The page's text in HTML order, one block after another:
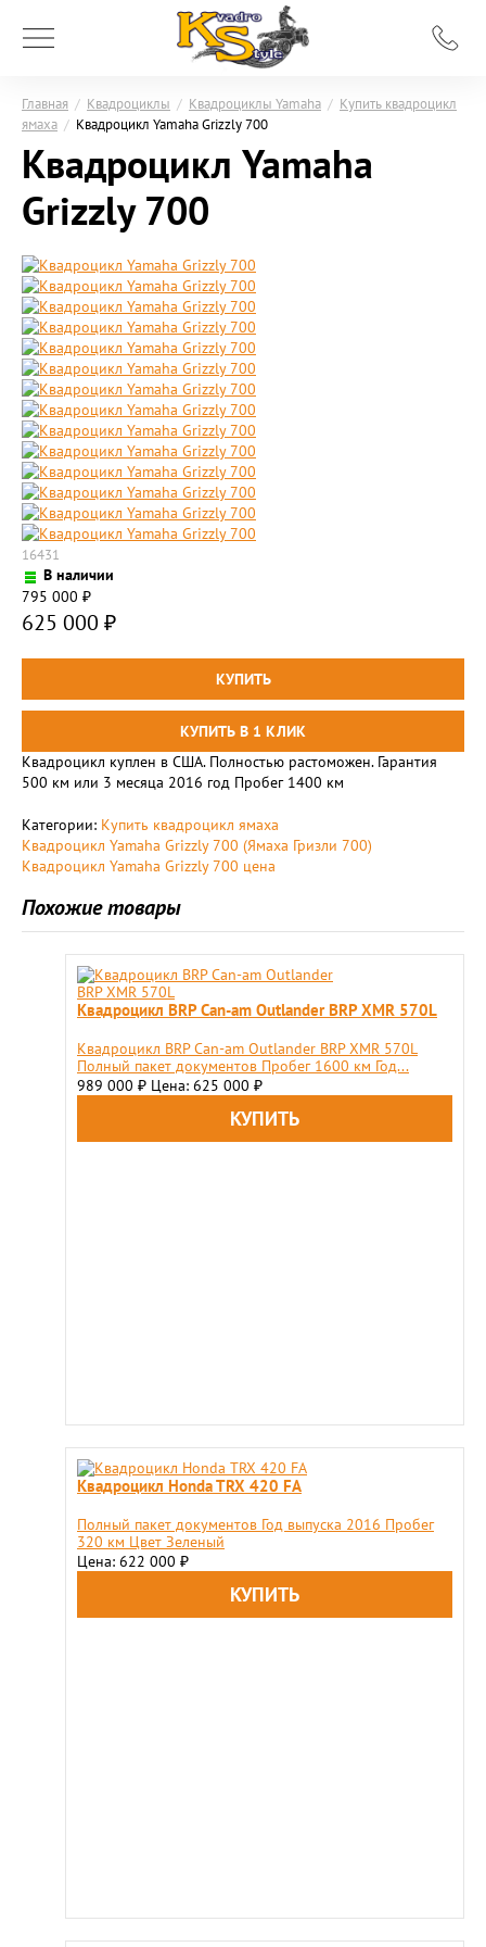
Главная / Квадроциклы / Квадроциклы Yamaha / Купить квадроцикл
ямаха / Квадроцикл Yamaha Grizzly 700
Квадроцикл Yamaha
Grizzly 700
16431
В наличии
795 000 ₽
625 000 ₽
Квадроцикл куплен в США. Полностью растоможен. Гарантия
500 км или 3 месяца 2016 год Пробег 1400 км
Категории: Купить квадроцикл ямаха
Kвадроцикл Yamaha Grizzly 700 (Ямаха Гризли 700)
Kвадроцикл Yamaha Grizzly 700 цена
Похожие товары
Квадроцикл BRP Can-am Outlander BRP XMR 570L
Квадроцикл BRP Can-am Outlander BRP XMR 570L
Полный пакет документов Пробег 1600 км Год...
989 000 ₽ Цена: 625 000 ₽
Квадроцикл Honda TRX 420 FA
Полный пакет документов Год выпуска 2016 Пробег
320 км Цвет Зеленый
Цена: 622 000 ₽